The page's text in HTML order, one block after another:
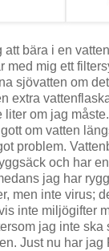
att bära i en
med mig ett
sjövatten om
extra
liter om jag
om vatten
problem.
och har
jag har
men inte virus;
inte miljögifter
jag inte ska
Just nu har jag